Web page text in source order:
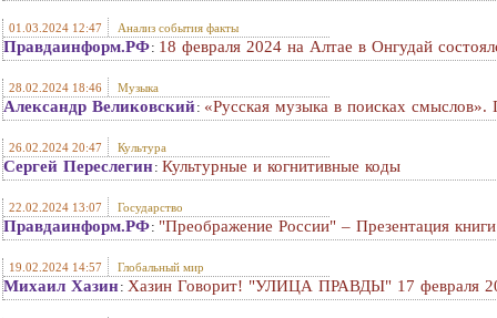
01.03.2024 12:47 Анализ события факты
Правдаинформ.РФ: 18 февраля 2024 на Алтае в Онгудай
28.02.2024 18:46 Музыка
Александр Великовский: «Русская музыка в поисках смыслов».
26.02.2024 20:47 Культура
Сергей Переслегин: Культурные и когнитивные коды
22.02.2024 13:07 Государство
Правдаинформ.РФ: "Преображение России" – Презентация
19.02.2024 14:57 Глобальный мир
Михаил Хазин: Хазин Говорит! "УЛИЦА ПРАВДЫ" 17 февраля